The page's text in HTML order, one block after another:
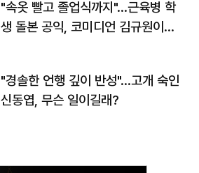
"속옷 빨고 졸업식까지"…근육병 학
생 돌본 공익, 코미디언 김규원이었
"경솔한 언행 깊이 반성"…고개 숙인
신동엽, 무슨 일이길래?